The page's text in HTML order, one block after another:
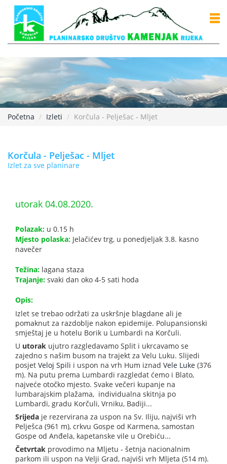
Početna Izleti Korčula - Pelješac - Mljet
Korčula - Pelješac - Mljet
Izlet za sve planinare
utorak 04.08.2020.
Polazak: u 0.15 h
Mjesto polaska: Jelačićev trg, u ponedjeljak 3.8. kasno
navečer
Težina: lagana staza
Trajanje: svaki dan oko 4-5 sati hoda
Opis:
Izlet se trebao održati za uskršnje blagdane ali je
pomaknut za razdoblje nakon epidemije. Polupansionski
smještaj je u hotelu Borik u Lumbardi na Korčuli.
U utorak ujutro razgledavamo Split i ukrcavamo se
zajedno s našim busom na trajekt za Velu Luku. Slijedi
posjet Veloj Spili i uspon na vrh Hum iznad Vele Luke (376
m). Na putu prema Lumbardi razgledat ćemo i Blato,
najveće otočko mjesto. Svake večeri kupanje na
lumbarajskim plažama, individualna skitnja po
Lumbardi, gradu Korčuli, Vrniku, Badiji...
Srijeda je rezervirana za uspon na Sv. Iliju, najviši vrh
Pelješca (961 m), crkvu Gospe od Karmena, samostan
Gospe od Anđela, kapetanske vile u Orebiću...
Četvrtak provodimo na Mljetu - šetnja nacionalnim
parkom ili uspon na Velji Grad, najviši vrh Mljeta (514 m).